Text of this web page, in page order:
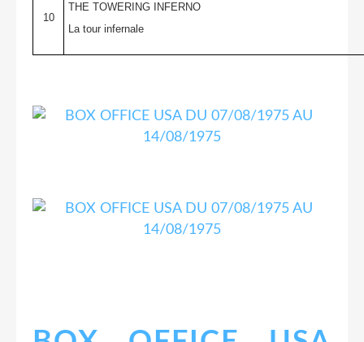
10
THE TOWERING INFERNO
La tour infernale